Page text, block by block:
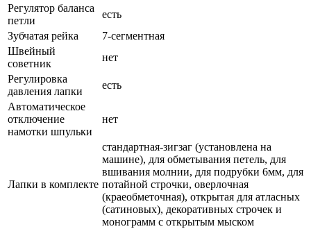
Регулятор баланса
петли
есть
Зубчатая рейка
7-сегментная
Швейный
советник
нет
Регулировка
давления лапки
есть
Автоматическое
отключение
намотки шпульки
нет
Лапки в комплекте
стандартная-зигзаг (установлена на
машине), для обметывания петель, для
вшивания молнии, для подрубки 6мм, для
потайной строчки, оверлочная
(краеобметочная), открытая для атласных
(сатиновых), декоративных строчек и
монограмм с открытым мыском